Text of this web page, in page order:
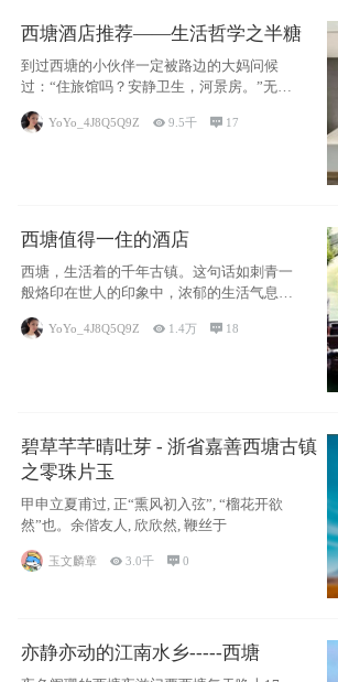
西塘酒店推荐——生活哲学之半糖
到过西塘的小伙伴一定被路边的大妈问候
过：“住旅馆吗？安静卫生，河景房。”无意
YoYo_4J8Q5Q9Z 9.5千  17
西塘值得一住的酒店
西塘，生活着的千年古镇。这句话如刺青一
般烙印在世人的印象中，浓郁的生活气息，
小桥流水
YoYo_4J8Q5Q9Z  1.4万  18
碧草芊芊晴吐芽 - 浙省嘉善西塘古镇
之零珠片玉
甲申立夏甫过, 正“熏风初入弦”, “榴花开欲
然”也。余偕友人, 欣欣然, 鞭丝于
玉文麟章  3.0千 0
亦静亦动的江南水乡-----西塘